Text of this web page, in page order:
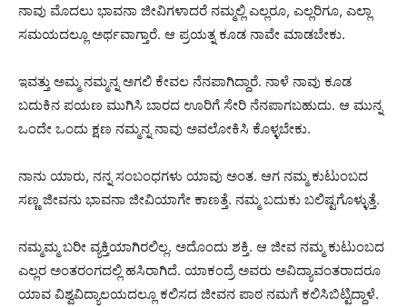
ನಾವು ಮೊದಲು ಭಾವನಾ ಜೀವಿಗಳಾದರೆ ನಮ್ಮಲ್ಲಿ ಎಲ್ಲರೂ, ಎಲ್ಲರಿಗೂ, ಎಲ್ಲಾ
ಸಮಯದಲ್ಲೂ ಅರ್ಥವಾಗ್ತಾರೆ. ಆ ಪ್ರಯತ್ನ ಕೂಡ ನಾವೇ ಮಾಡಬೇಕು.
ಇವತ್ತು ಅಮ್ಮ ನಮ್ಮನ್ನ ಅಗಲಿ ಕೇವಲ ನೆನಪಾಗಿದ್ದಾರೆ. ನಾಳೆ ನಾವು ಕೂಡ
ಬದುಕಿನ ಪಯಣ ಮುಗಿಸಿ ಬಾರದ ಊರಿಗೆ ಸೇರಿ ನೆನಪಾಗಬಹುದು. ಆ ಮುನ್ನ
ಒಂದೇ ಒಂದು ಕ್ಷಣ ನಮ್ಮನ್ನ ನಾವು ಅವಲೋಕಿಸಿ ಕೊಳ್ಳಬೇಕು.
ನಾನು ಯಾರು, ನನ್ನ ಸಂಬಂಧಗಳು ಯಾವು ಅಂತ. ಆಗ ನಮ್ಮ ಕುಟುಂಬದ
ಸಣ್ಣ ಜೀವನು ಭಾವನಾ ಜೀವಿಯಾಗೇ ಕಾಣತ್ತೆ. ನಮ್ಮ ಬದುಕು ಬಲಿಷ್ಟಗೊಳ್ಳುತ್ತೆ.
ನಮ್ಮಮ್ಮ ಬರೀ ವ್ಯಕ್ತಿಯಾಗಿರಲಿಲ್ಲ. ಅದೊಂದು ಶಕ್ತಿ. ಆ ಜೀವ ನಮ್ಮ ಕುಟುಂಬದ
ಎಲ್ಲರ ಅಂತರಂಗದಲ್ಲಿ‌ ಹಸಿರಾಗಿದೆ. ಯಾಕಂದ್ರೆ ಅವರು ಅವಿದ್ಯಾವಂತರಾದರೂ
ಯಾವ ವಿಶ್ವವಿದ್ಯಾಲಯದಲ್ಲೂ ಕಲಿಸದ ಜೀವನ ಪಾಠ ನಮಗೆ ಕಲಿಸಿಬಿಟ್ಟಿದ್ದಾಳೆ.